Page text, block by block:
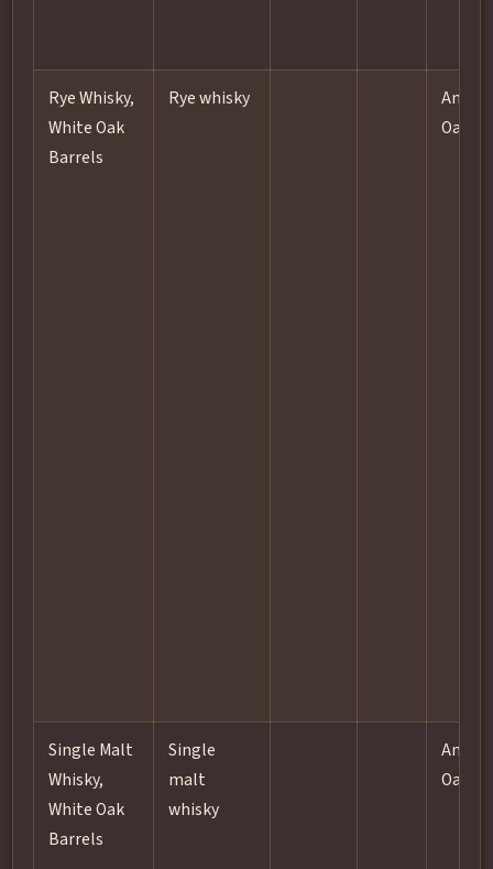
Rye Whisky,
White Oak
Barrels
Rye whisky
Oak
Single Malt
Whisky,
White Oak
Barrels
Single
malt
whisky
Oak